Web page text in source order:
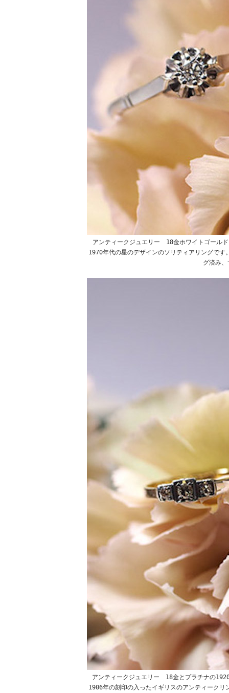
アンティークジュエリー 18金ホワイトゴール
1970年代の星のデザインのソリティアリングで
グ済み
アンティークジュエリー 18金とプラチナの
1906年の刻印の入ったイギリスのアンティーク